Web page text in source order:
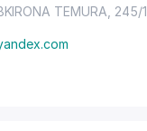
TEMURA , 245/1